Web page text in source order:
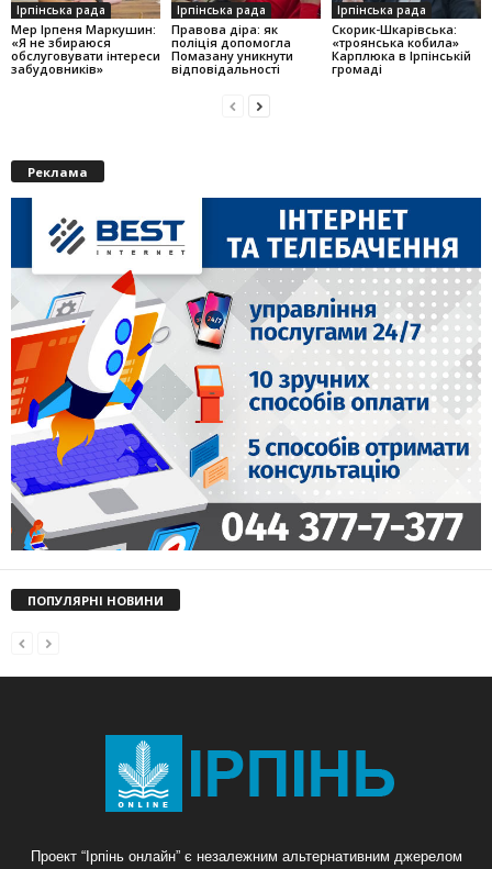
Ірпінська рада
Мер Ірпеня Маркушин:
«Я не збираюся
обслуговувати інтереси
забудовників»
Ірпінська рада
Правова діра: як
поліція допомогла
Помазану уникнути
відповідальності
Ірпінська рада
Скорик-Шкарівська:
«троянська кобила»
Карплюка в Ірпінській
громаді
Реклама
ПОПУЛЯРНІ НОВИНИ
Проект “Ірпінь онлайн” є незалежним альтернативним джерелом